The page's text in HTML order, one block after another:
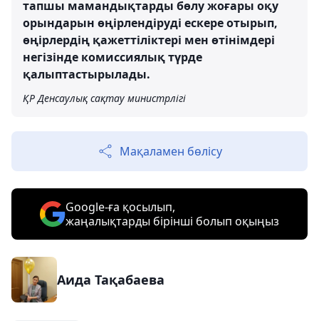
тапшы мамандықтарды бөлу жоғары оқу
орындарын өңірлендіруді ескере отырып,
өңірлердің қажеттіліктері мен өтінімдері
негізінде комиссиялық түрде
қалыптастырылады.
ҚР Денсаулық сақтау министрлігі
Мақаламен бөлісу
Google-ға қосылып,
жаңалықтарды бірінші болып оқыңыз
Аида Тақабаева